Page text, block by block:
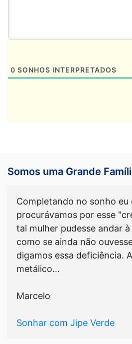
0 SONHOS INTERPRETADOS
Somos uma Grande
Completando no sonho eu
procurávamos por esse
tal mulher pudesse andar
como se ainda não
digamos essa deficiência.
metálico...
Marcelo
Sonhar com Jipe Verde